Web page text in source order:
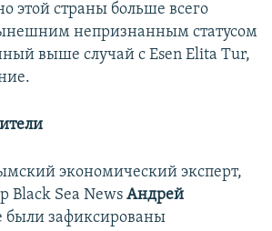
этой страны больше всего
непризнанным статусом
выше случай с Esen Elita Tur,
экономический эксперт,
Black Sea News Андрей
были зафиксированы